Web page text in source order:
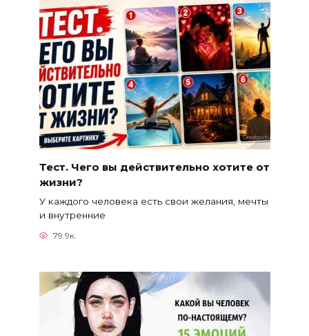
Тест. Чего вы действительно хотите от
жизни?
У каждого человека есть свои желания, мечты
и внутренние
79.9к.